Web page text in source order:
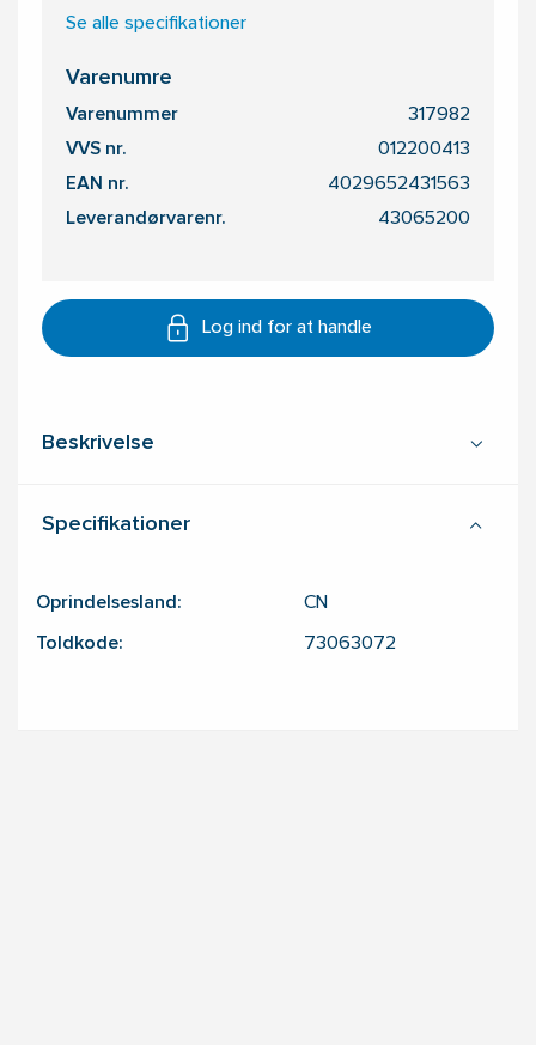
Se alle specifikationer
Varenumre
Varenummer 317982
VVS nr. 012200413
EAN nr. 4029652431563
Leverandørvarenr. 43065200
Log ind for at handle
Beskrivelse
Specifikationer
Oprindelsesland: CN
Toldkode: 73063072